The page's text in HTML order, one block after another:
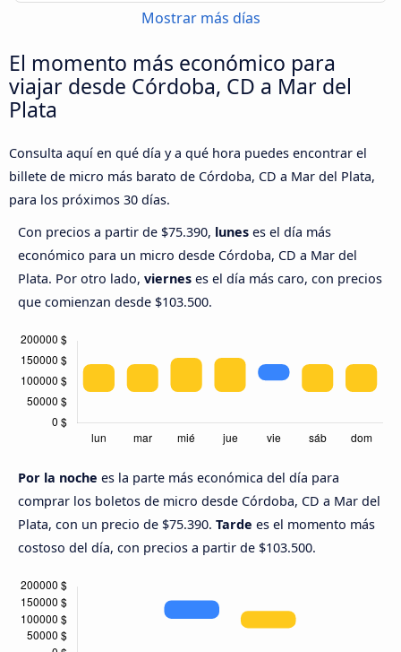
Mostrar más días
El momento más económico para
viajar desde Córdoba, CD a Mar del
Plata
Consulta aquí en qué día y a qué hora puedes encontrar el
billete de micro más barato de Córdoba, CD a Mar del Plata,
para los próximos 30 días.
Con precios a partir de $75.390, lunes es el día más
económico para un micro desde Córdoba, CD a Mar del
Plata. Por otro lado, viernes es el día más caro, con precios
que comienzan desde $103.500.
Por la noche es la parte más económica del día para
comprar los boletos de micro desde Córdoba, CD a Mar del
Plata, con un precio de $75.390. Tarde es el momento más
costoso del día, con precios a partir de $103.500.